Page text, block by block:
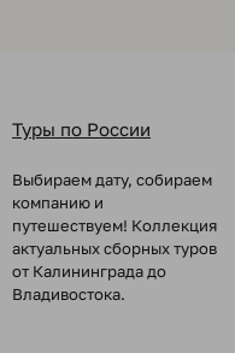
Туры по России
Выбираем дату, собираем
компанию и
путешествуем! Коллекция
актуальных сборных туров
от Калининграда до
Владивостока.